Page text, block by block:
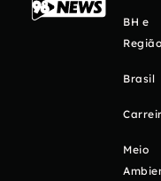
BH e
Região
Brasil
Meio